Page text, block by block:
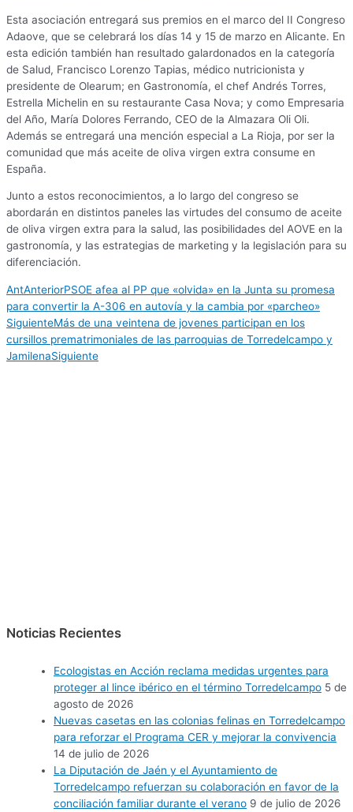
Esta asociación entregará sus premios en el marco del II Congreso
Adaove, que se celebrará los días 14 y 15 de marzo en Alicante. En
esta edición también han resultado galardonados en la categoría
de Salud, Francisco Lorenzo Tapias, médico nutricionista y
presidente de Olearum; en Gastronomía, el chef Andrés Torres,
Estrella Michelin en su restaurante Casa Nova; y como Empresaria
del Año, María Dolores Ferrando, CEO de la Almazara Oli Oli.
Además se entregará una mención especial a La Rioja, por ser la
comunidad que más aceite de oliva virgen extra consume en
España.
Junto a estos reconocimientos, a lo largo del congreso se
abordarán en distintos paneles las virtudes del consumo de aceite
de oliva virgen extra para la salud, las posibilidades del AOVE en la
gastronomía, y las estrategias de marketing y la legislación para su
diferenciación.
AntAnteriorPSOE afea al PP que «olvida» en la Junta su promesa
para convertir la A-306 en autovía y la cambia por «parcheo»
SiguienteMás de una veintena de jovenes participan en los
cursillos prematrimoniales de las parroquias de Torredelcampo y
JamilenaSiguiente
Noticias Recientes
Ecologistas en Acción reclama medidas urgentes para
proteger al lince ibérico en el término Torredelcampo 5 de
agosto de 2026
Nuevas casetas en las colonias felinas en Torredelcampo
para reforzar el Programa CER y mejorar la convivencia
14 de julio de 2026
La Diputación de Jaén y el Ayuntamiento de
Torredelcampo refuerzan su colaboración en favor de la
conciliación familiar durante el verano 9 de julio de 2026